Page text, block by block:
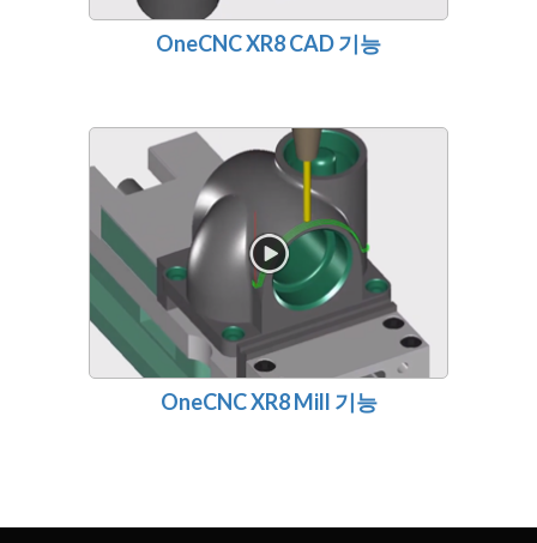
OneCNC XR8 CAD 기능
OneCNC XR8 Mill 기능